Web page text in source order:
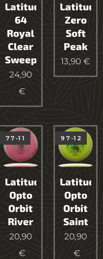
Latitude
64
Royal
Clear
Sweep
24,90
€
Zero
Soft
Peak
13,90€
Latitude64
Opto
Orbit
River
7 7 -1 1
20,90
€
Opto
Orbit
Saint
9 7 -1 2
20,90
€